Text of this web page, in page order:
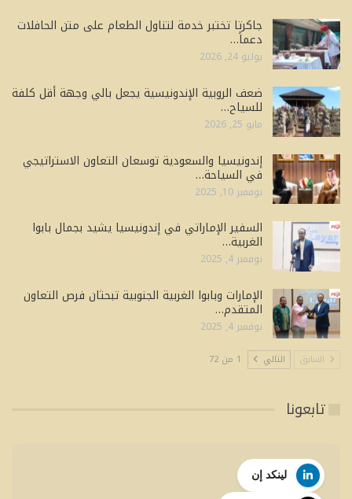
جاكرتا تختبر خدمة لتناول الطعام على متن الحافلات
دعماً…
يوليو 24, 2026
ضعف الروبية الإندونيسية يجعل بالي وجهة أقل كلفة
للسياح…
مايو 25, 2026
إندونيسيا والسعودية توسعان التعاون الاستراتيجي
في السياحة…
نوفمبر 10, 2025
السفير الإماراتي في إندونيسيا يشيد بجمال بابوا
الغربية…
نوفمبر 4, 2025
الإمارات وبابوا الغربية الجنوبية تبحثان فرص التعاون
المتقدم…
نوفمبر 4, 2025
السابق التالي 1 من 72
تابعونا
لينكد إن